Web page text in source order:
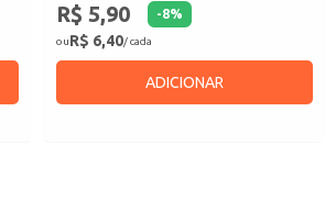
R$ 5,90 -8%
ouR$ 6,40/ cada
ADICIONAR